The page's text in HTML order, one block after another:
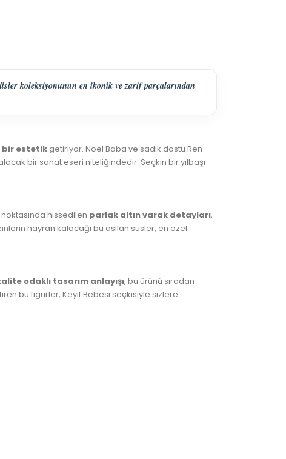
koleksiyonunun en ikonik ve zarif parçalarından
bir estetik getiriyor. Noel Baba ve sadık dostu Ren
bir sanat eseri niteliğindedir. Seçkin bir yılbaşı
hissedilen parlak altın varak detayları,
hayran kalacağı bu asılan süsler, en özel
odaklı tasarım anlayışı, bu ürünü sıradan
bu figürler, Keyif Bebesi seçkisiyle sizlere